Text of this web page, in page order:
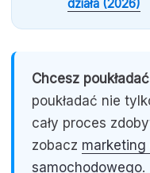
działa (2026)
Chcesz
poukładać nie
cały proces
zobacz
samochodowego.